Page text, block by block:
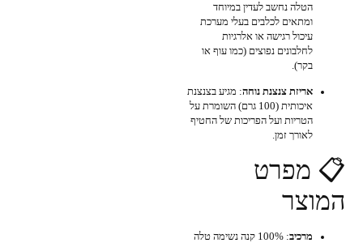
הטלה נחשב לעדין במיוחד
ומתאים לכלבים בעלי מערכת
עיכול רגישה או אלרגיות
לחלבונים נפוצים (כמו עוף או
בקר).
אריזת צנצנת נוחה: מגיע בצנצנת
איכותית (100 גרם) השומרת על
הטריות ועל הפריכות של החטיף
לאורך זמן.
📋 מפרט
המוצר
מרכיב
: 100% קנה נשימה טלה